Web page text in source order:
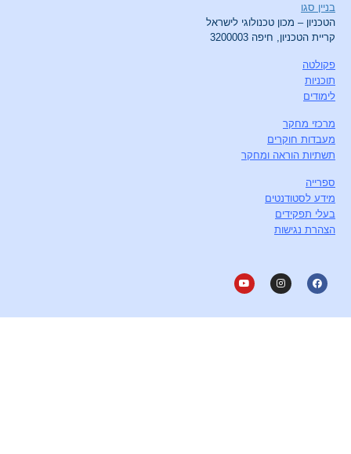
בניין סגו
הטכניון – מכון טכנולוגי לישראל
קריית הטכניון, חיפה 3200003
פקולטה
תוכניות
לימודים
מרכזי מחקר
מעבדות חוקרים
תשתיות הוראה ומחקר
ספרייה
מידע לסטודנטים
בעלי תפקידים
הצהרת נגישות